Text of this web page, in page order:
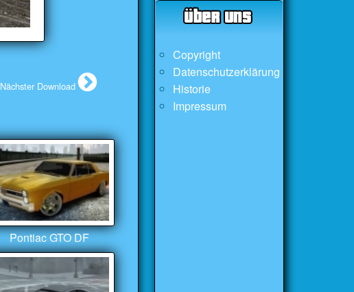
Nächster Download
Pontiac GTO DF
Copyright
Datenschutzerklärung
Historie
Impressum